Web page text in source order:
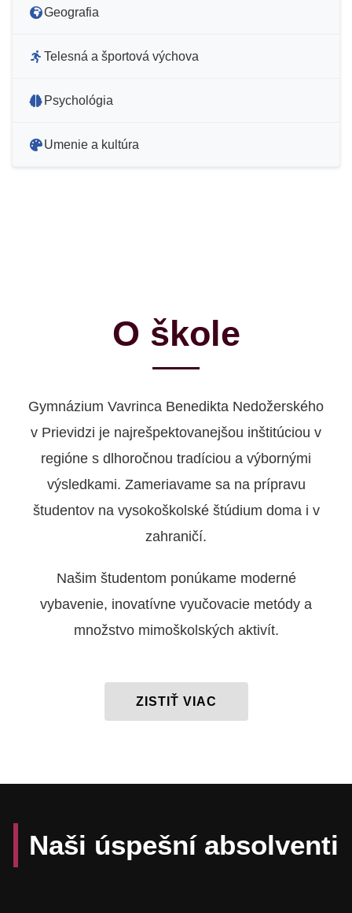
Geografia
Telesná a športová výchova
Psychológia
Umenie a kultúra
O škole
Gymnázium Vavrinca Benedikta Nedožerského
v Prievidzi je najrešpektovanejšou inštitúciou v
regióne s dlhoročnou tradíciou a výbornými
výsledkami. Zameriavame sa na prípravu
študentov na vysokoškolské štúdium doma i v
zahraničí.
Našim študentom ponúkame moderné
vybavenie, inovatívne vyučovacie metódy a
množstvo mimoškolských aktivít.
ZISTIŤ VIAC
Naši úspešní absolventi